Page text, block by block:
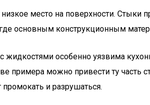
место на поверхности.
основным конструкционным
жидкостями особенно уязвима
можно привести ту часть
и разрушаться.